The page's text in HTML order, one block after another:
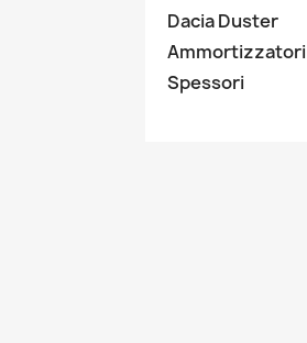
Dacia Duster
Ammortizzatori
Spessori